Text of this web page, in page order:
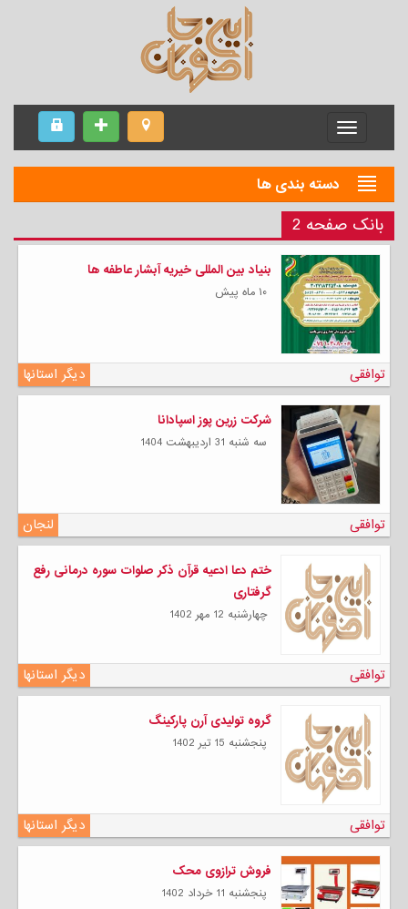
Menu
دسته بندی ها
بانک صفحه 2
بنیاد بین المللی خیریه آبشار عاطفه ها
۱۰ ماه پیش
دیگر استانها توافقی
شرکت زرین پوز اسپادانا
سه شنبه 31 ارديبهشت 1404
لنجان توافقی
ختم دعا ادعیه قرآن ذکر صلوات سوره درمانی رفع
گرفتاری
چهارشنبه 12 مهر 1402
دیگر استانها توافقی
گروه تولیدی آرن پارکینگ
پنجشنبه 15 تیر 1402
دیگر استانها توافقی
فروش ترازوی محک
پنجشنبه 11 خرداد 1402